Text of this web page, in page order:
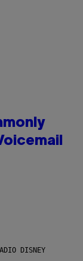
DISNEY